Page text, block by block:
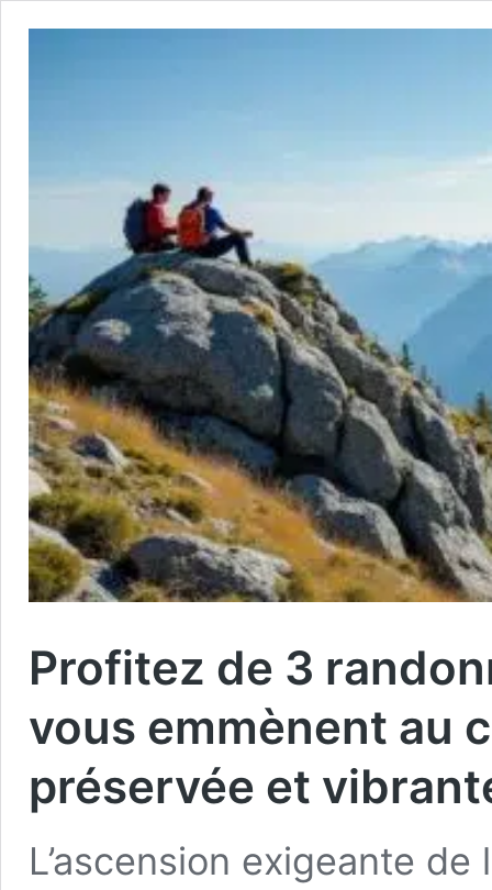
Profitez de 3
vous emmènent au
préservée et
L’ascension exigeante